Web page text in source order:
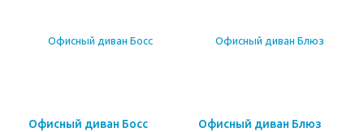
Офисный диван Босс
Офисный диван Блюз